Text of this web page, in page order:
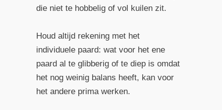
die niet te hobbelig of vol kuilen zit.
Houd altijd rekening met het
individuele paard: wat voor het ene
paard al te glibberig of te diep is omdat
het nog weinig balans heeft, kan voor
het andere prima werken.